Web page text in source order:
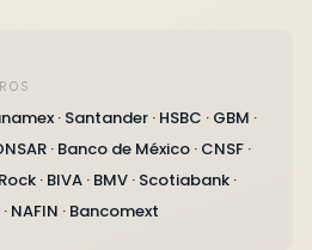
· Santander · HSBC · GBM ·
· Banco de México · CNSF ·
· BIVA · BMV · Scotiabank ·
NAFIN · Bancomext